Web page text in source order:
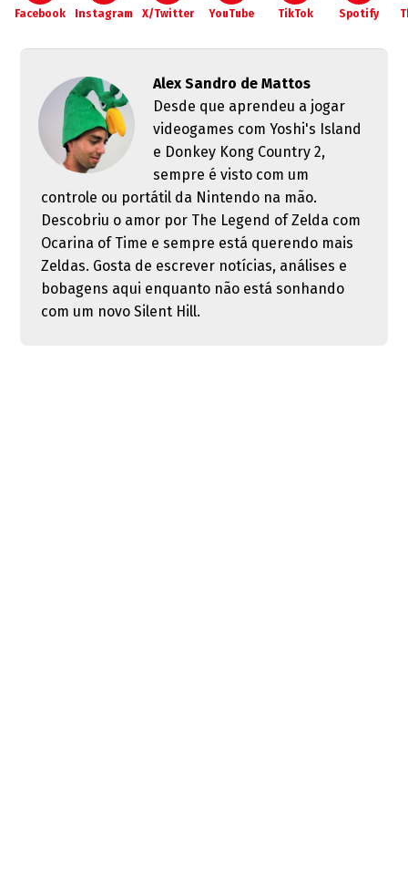
Facebook Instagram X/Twitter YouTube TikTok Spotify
Alex Sandro de Mattos
Desde que aprendeu a jogar
videogames com Yoshi's Island
e Donkey Kong Country 2,
sempre é visto com um
controle ou portátil da Nintendo na mão.
Descobriu o amor por The Legend of Zelda com
Ocarina of Time e sempre está querendo mais
Zeldas. Gosta de escrever notícias, análises e
bobagens aqui enquanto não está sonhando
com um novo Silent Hill.